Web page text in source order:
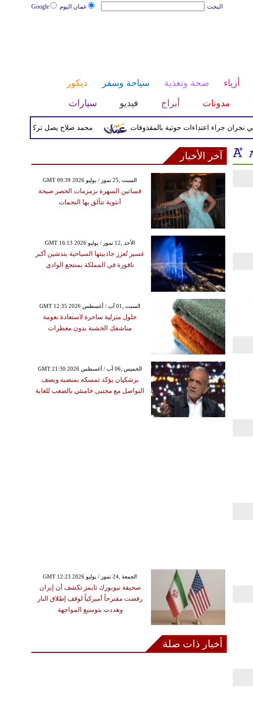
عمان اليوم Google البحث
أزياء صحة وتغذية سياحة وسفر
ديكور
مدونات أبراج فيديو سيارات
محمد صلاح يصل تركيا الأربعاء
آخر الأخبار
GMT 09:39 2026 السبت ,25 تموز / يوليو
فساتين السهرة بزمزمات الخصر صيحة
أنثوية تتألق بها النجمات
GMT 16:13 2026 الأحد ,12 تموز / يوليو
عسير تُعزز جاذبيتها السياحية بتدشين أكبر
نافورة في المملكة بمنتجع الوادي
GMT 12:35 2026 السبت ,01 آب / أغسطس
حلول منزلية ساحرة لاستعادة نعومة
مناشفكِ الخشنة بدون معطرات
GMT 21:30 2026 الخميس ,06 آب / أغسطس
بزشكيان يؤكد تمسكه بمنصبه ويصف
التواصل مع مجتبى خامنئي بالصعب للغاية
GMT 12:23 2026 الجمعة ,24 تموز / يوليو
صحيفة نيويورك تايمز تكشف أن إيران
رفضت مقترحاً أميركياً لوقف إطلاق النار
وهددت بتوسيع المواجهة
أخبار ذات صلة